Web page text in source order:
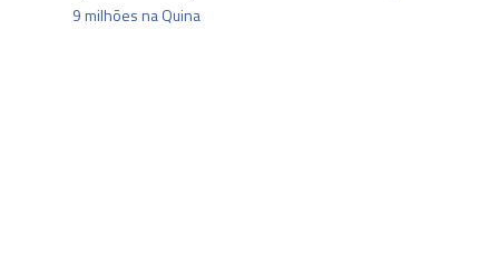
9 milhões na Quina